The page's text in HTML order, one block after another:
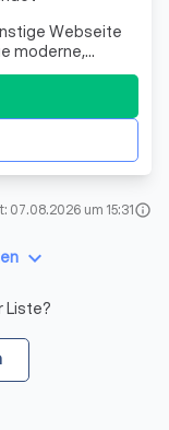
Webseite
moderne,
liefern –
07.08.2026 um 15:31info
keyboard_arrow_down
Liste?